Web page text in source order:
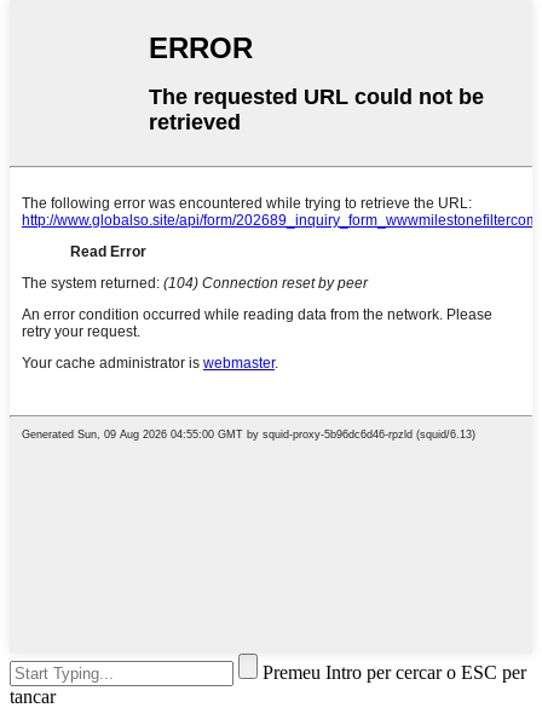
Premeu Intro per cercar o ESC per
tancar